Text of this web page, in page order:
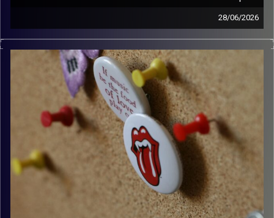
28/06/2026
קלאסיקות רוק עם אורן הוף.
włodi